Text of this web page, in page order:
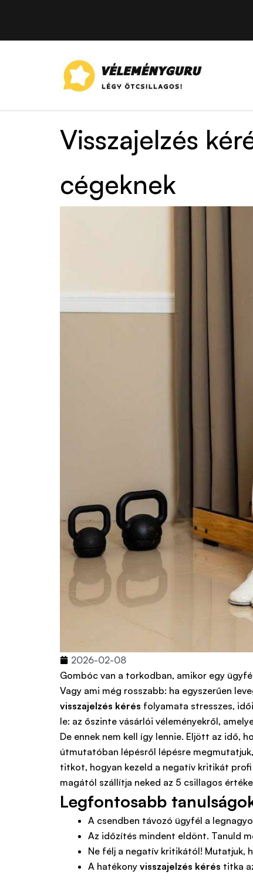
Visszajelzés
cégeknek
2026-02-08
Gombóc van a torkodban, amikor egy
Vagy ami még rosszabb: ha egyszerűen
visszajelzés kérés folyamata stresszes,
le: az őszinte vásárlói véleményekről,
De ennek nem kell így lennie. Eljött az
útmutatóban lépésről lépésre
titkot, hogyan kezeld a negatív kritikát
magától szállítja neked az 5 csillagos
Legfontosabb
A csendben távozó ügyfél a
Az időzítés mindent eldönt. Tanuld
Ne félj a negatív kritikától! Mutatjuk,
A hatékony visszajelzés kérés titka